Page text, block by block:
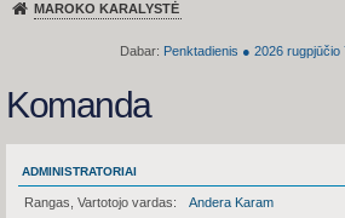
MAROKO KARALYSTĖ
Dabar: Penktadienis ● 2026 rugpjūčio
Komanda
ADMINISTRATORIAI
Rangas, Vartotojo vardas
Andera Karam